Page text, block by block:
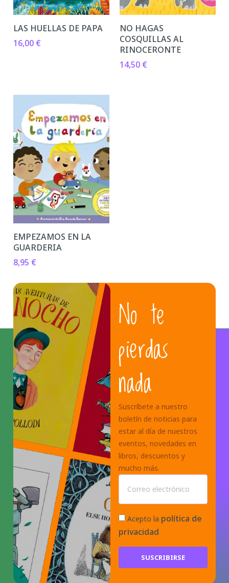
LAS HUELLAS DE PAPA
16,00 €
NO HAGAS
COSQUILLAS AL
RINOCERONTE
14,50 €
EMPEZAMOS EN LA
GUARDERIA
8,95 €
No te
pierdas
nada
Suscríbete a nuestro
boletín de noticias para
estar al día de nuestros
eventos, novedades en
libros, descuentos y
mucho más.
Acepto la política de
privacidad
SUSCRIBIRSE